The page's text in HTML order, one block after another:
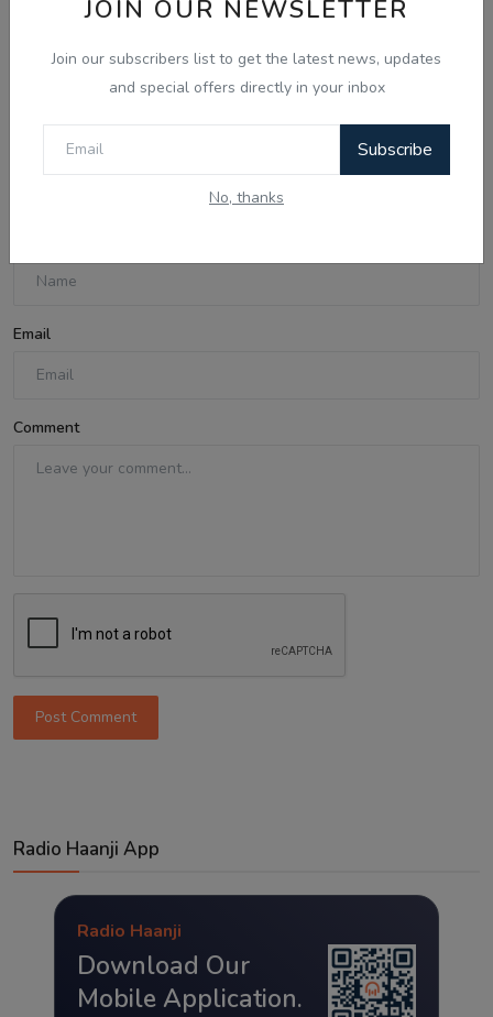
JOIN OUR NEWSLETTER
Join our subscribers list to get the latest news, updates
and special offers directly in your inbox
Subscribe
No, thanks
ਗੱਲਬਾਤ | Haanji...
Email
Comment
Post Comment
Radio Haanji App
Radio Haanji
Download Our
Mobile Application.